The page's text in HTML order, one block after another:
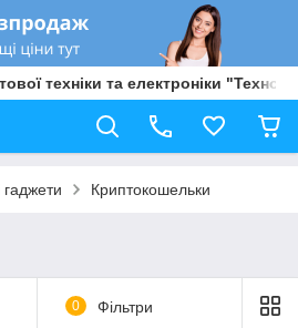
техніки та електроніки "Техно
гаджети Криптокошельки
0 Фільтри